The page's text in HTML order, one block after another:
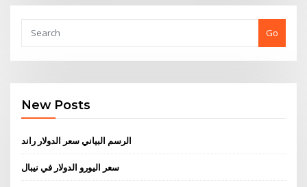
Go
New Posts
الرسم البياني سعر الدولار راند
سعر اليورو الدولار في نيبال